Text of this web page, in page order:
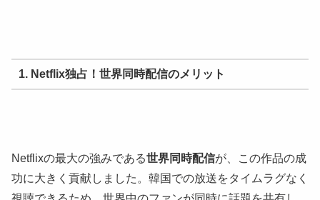
1. Netflix独占！世界同時配信のメリット
Netflixの最大の強みである世界同時配信が、この作品の成
功に大きく貢献しました。韓国での放送をタイムラグなく